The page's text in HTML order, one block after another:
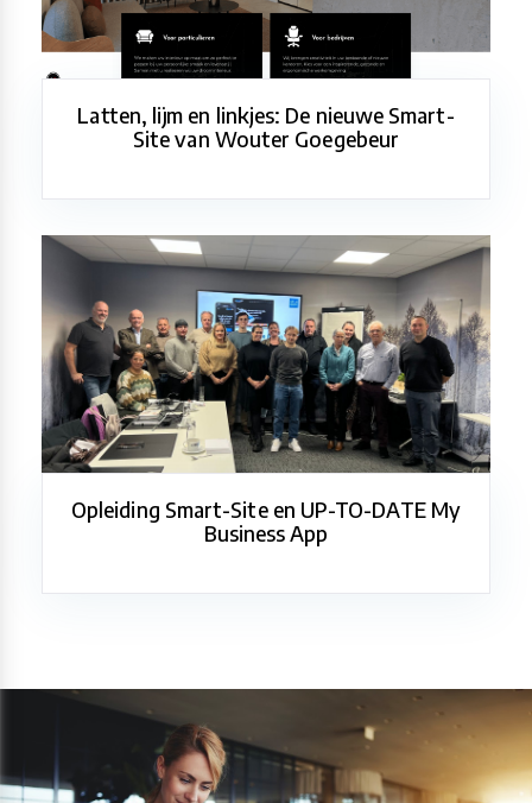
Latten, lijm en linkjes: De nieuwe Smart-
Site van Wouter Goegebeur
Opleiding Smart-Site en UP-TO-DATE My
Business App